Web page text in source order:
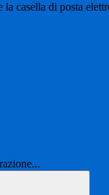
casella di posta